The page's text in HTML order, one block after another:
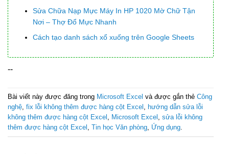
Sửa Chữa Nạp Mực Máy In HP 1020 Mờ Chữ Tận
Nơi – Thợ Đổ Mực Nhanh
Cách tạo danh sách xổ xuống trên Google Sheets
--
Bài viết này được đăng trong Microsoft Excel và được gắn thẻ Công
nghệ fix lỗi không thêm được hàng cột Excel
hướng dẫn sửa lỗi
không thêm được hàng cột Excel
Microsoft Excel sửa lỗi không
thêm được hàng cột Excel Tin học Văn phòng Ứng dụng